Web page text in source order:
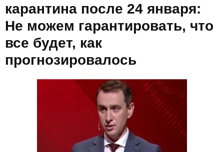
карантина после 24 января:
Не можем гарантировать, что
все будет, как
прогнозировалось